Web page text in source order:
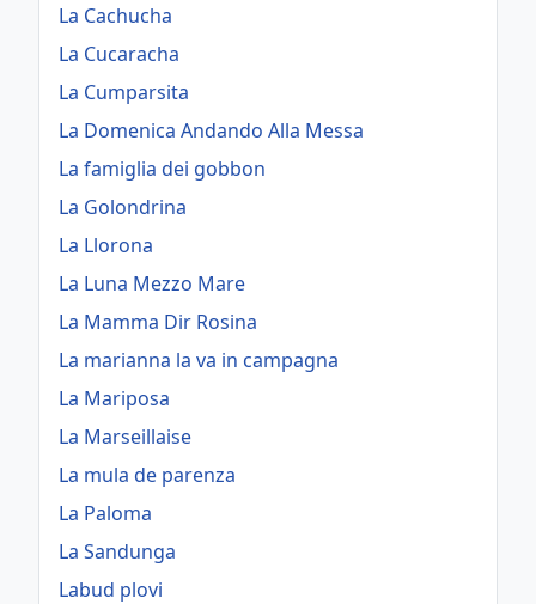
La Cachucha
La Cucaracha
La Cumparsita
La Domenica Andando Alla Messa
La famiglia dei gobbon
La Golondrina
La Llorona
La Luna Mezzo Mare
La Mamma Dir Rosina
La marianna la va in campagna
La Mariposa
La Marseillaise
La mula de parenza
La Paloma
La Sandunga
Labud plovi